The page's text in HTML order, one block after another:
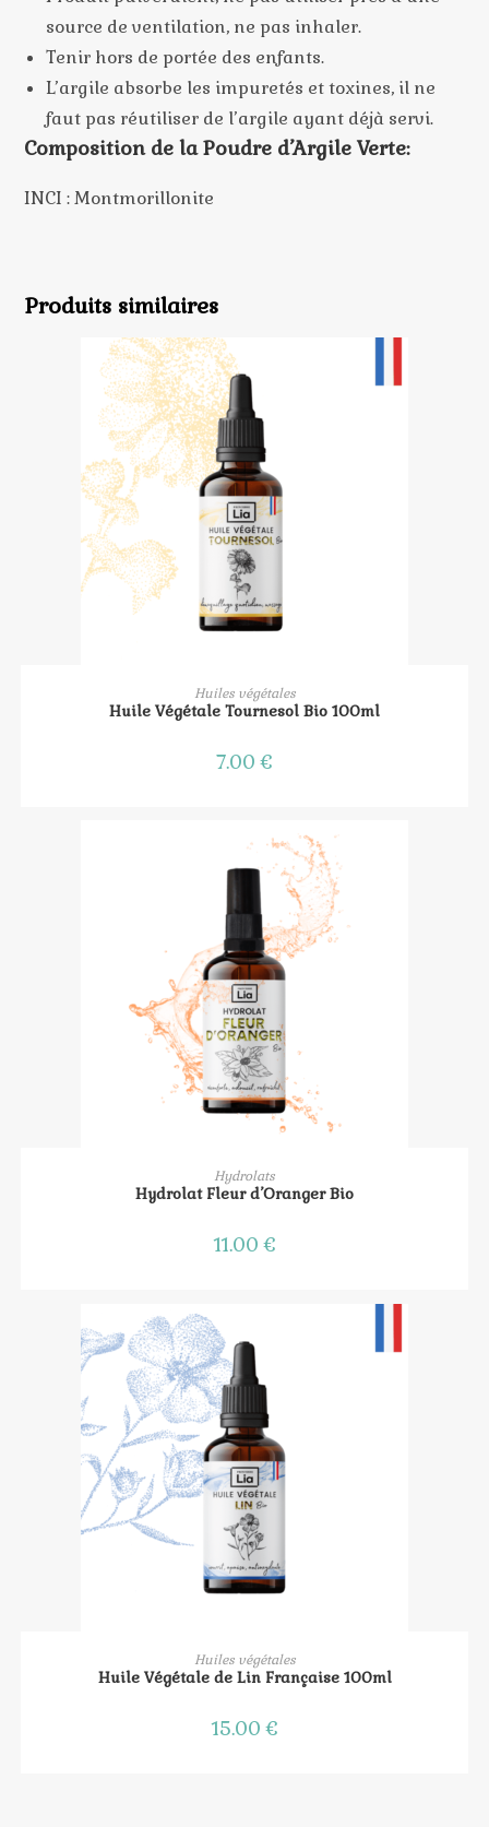
source de ventilation, ne pas inhaler.
Tenir hors de portée des enfants.
L’argile absorbe les impuretés et toxines, il ne
faut pas réutiliser de l’argile ayant déjà servi.
Composition de la Poudre d’Argile Verte:
INCI : Montmorillonite
Produits similaires
AJOUTER AU PANIER
Huiles végétales
Huile Végétale Tournesol Bio 100ml
7.00€
AJOUTER AU PANIER
Hydrolats
Hydrolat Fleur d’Oranger Bio
11.00€
AJOUTER AU PANIER
Huiles végétales
Huile Végétale de Lin Française 100ml
15.00€